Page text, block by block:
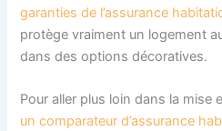
garanties de l’assurance
protège vraiment un logement
dans des options décoratives.
Pour aller plus loin dans la mise
un comparateur d’assurance